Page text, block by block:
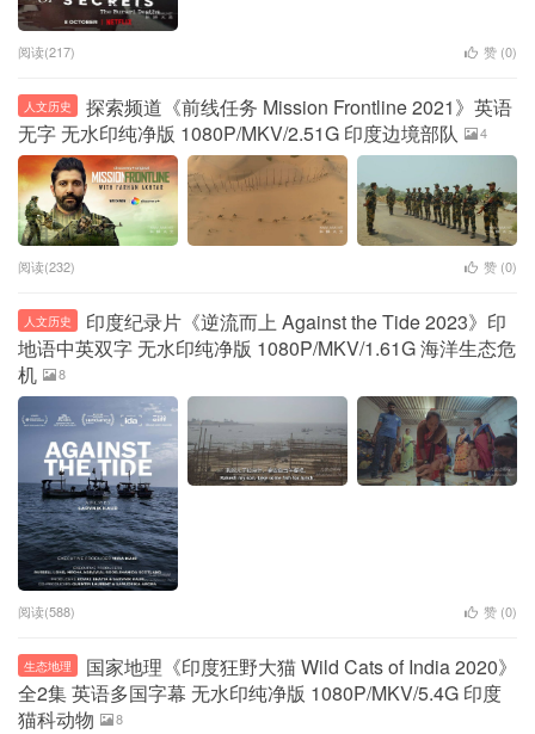
阅读(217) 赞 (0)
人文历史
探索频道《前线任务 Mission Frontline 2021》英语
无字 无水印纯净版 1080P/MKV/2.51G 印度边境部队
4
阅读(232) 赞 (0)
人文历史
印度纪录片《逆流而上 Against the Tide 2023》印
地语中英双字 无水印纯净版 1080P/MKV/1.61G 海洋生态危
机
8
阅读(588) 赞 (0)
生态地理
国家地理《印度狂野大猫 Wild Cats of India 2020》
全2集 英语多国字幕 无水印纯净版 1080P/MKV/5.4G 印度
猫科动物
8